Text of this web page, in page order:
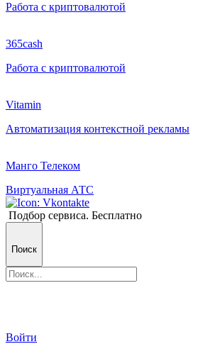
Работа с криптовалютой
365cash
Работа с криптовалютой
Vitamin
Автоматизация контекстной рекламы
Манго Телеком
Виртуальная АТС
Подбор сервиса. Бесплатно
Поиск
Войти